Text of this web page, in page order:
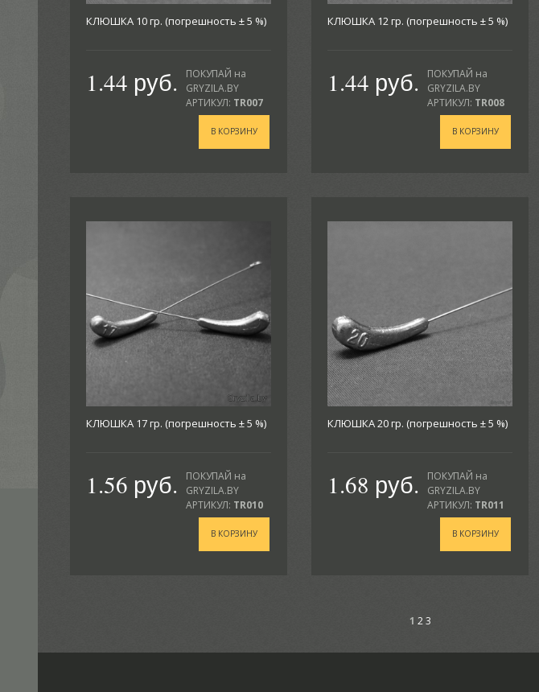
КЛЮШКА 10 гр. (погрешность ± 5 %)
1.44 руб.
ПОКУПАЙ на
GRYZILA.BY
АРТИКУЛ: TR007
В КОРЗИНУ
КЛЮШКА 12 гр. (погрешность ± 5 %)
1.44 руб.
ПОКУПАЙ на
GRYZILA.BY
АРТИКУЛ: TR008
В КОРЗИНУ
КЛЮШКА 17 гр. (погрешность ± 5 %)
1.56 руб.
ПОКУПАЙ на
GRYZILA.BY
АРТИКУЛ: TR010
В КОРЗИНУ
КЛЮШКА 20 гр. (погрешность ± 5 %)
1.68 руб.
ПОКУПАЙ на
GRYZILA.BY
АРТИКУЛ: TR011
В КОРЗИНУ
1 2 3